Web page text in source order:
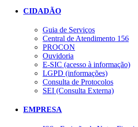
CIDADÃO
Guia de Serviços
Central de Atendimento 156
PROCON
Ouvidoria
E-SIC (acesso à informação)
LGPD (informações)
Consulta de Protocolos
SEI (Consulta Externa)
EMPRESA